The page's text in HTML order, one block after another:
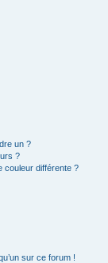
un ?
?
couleur différente ?
sur ce forum !